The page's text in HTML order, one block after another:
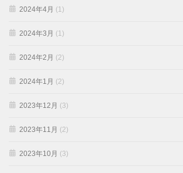
2024年4月 (1)
2024年3月 (1)
2024年2月 (2)
2024年1月 (2)
2023年12月 (3)
2023年11月 (2)
2023年10月 (3)